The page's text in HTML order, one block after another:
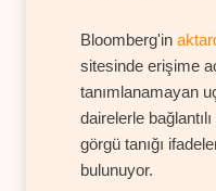
Bloomberg'in
sitesinde erişime
tanımlanamayan
dairelerle
görgü tanığı
bulunuyor.